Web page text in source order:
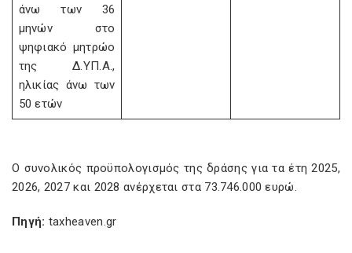
άνω των 36
μηνών στο
ψηφιακό μητρώο
της Δ.ΥΠ.Α.,
ηλικίας άνω των
50 ετών
Ο συνολικός προϋπολογισμός της δράσης για τα έτη 2025,
2026, 2027 και 2028 ανέρχεται στα 73.746.000 ευρώ.
Πηγή: taxheaven.gr